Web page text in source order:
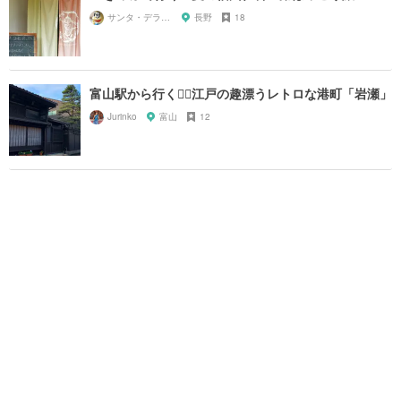
サンタ・デラックス 長野 18
富山駅から行く🏃‍♂️江戸の趣漂うレトロな港町「岩瀬」
Jurinko 富山 12